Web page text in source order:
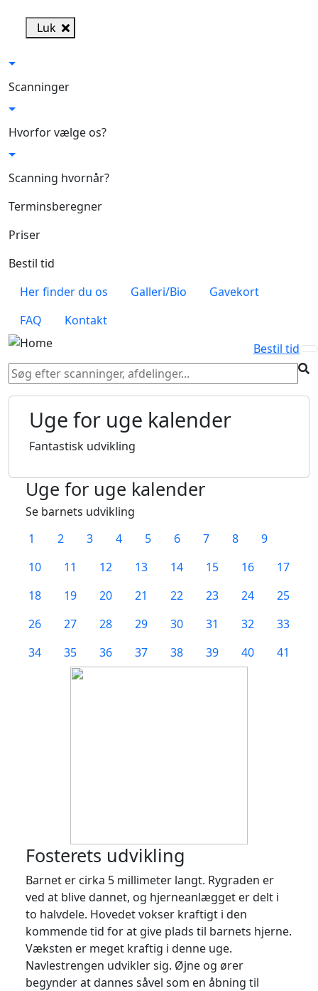
Luk
Scanninger
Hvorfor vælge os?
Scanning hvornår?
Terminsberegner
Priser
Bestil tid
Her finder du os
Galleri/Bio
Gavekort
FAQ
Kontakt
Bestil tid
Uge for uge kalender
Fantastisk udvikling
Uge for uge kalender
Se barnets udvikling
1
2 3 4 5 6 7 8
9
10
11 12 13 14 15 16
17
18
19 20 21 22 23 24
25
26
27 28 29 30 31 32
33
34
35 36 37 38 39 40 41
Fosterets udvikling
Barnet er cirka 5 millimeter langt. Rygraden er
ved at blive dannet, og hjerneanlægget er delt i
to halvdele. Hovedet vokser kraftigt i den
kommende tid for at give plads til barnets hjerne.
Væksten er meget kraftig i denne uge.
Navlestrengen udvikler sig. Øjne og ører
begynder at dannes såvel som en åbning til